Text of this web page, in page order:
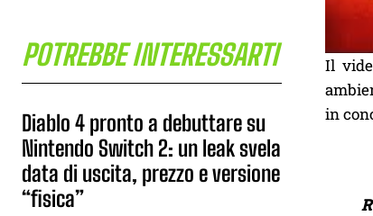
POTREBBE INTERESSARTI
Diablo 4 pronto a debuttare su
Nintendo Switch 2: un leak svela
data di uscita, prezzo e versione
“fisica”
Il
in